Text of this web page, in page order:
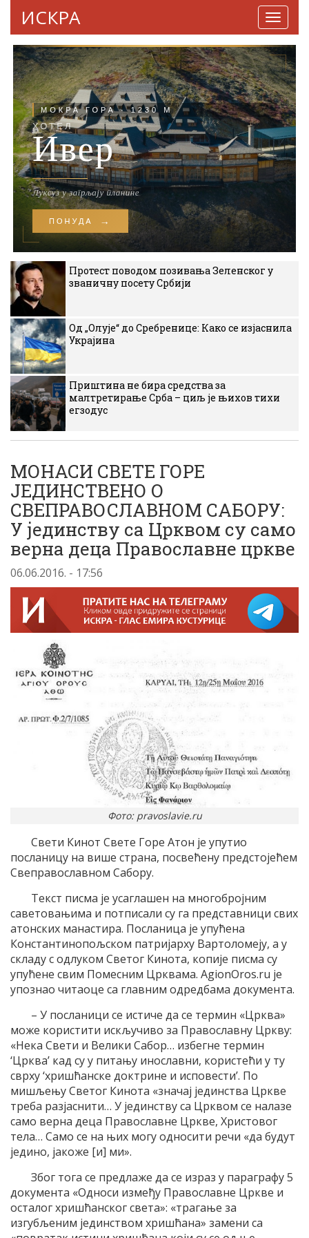
ИСКРА
Протест поводом позивања Зеленског у
званичну посету Србији
Од „Олује“ до Сребренице: Како се изјаснила
Украјина
Приштина не бира средства за
малтретирање Срба – циљ је њихов тихи
егзодус
МОНАСИ СВЕТЕ ГОРЕ
ЈЕДИНСТВЕНО О
СВЕПРАВОСЛАВНОМ САБОРУ:
У јединству са Црквом су само
верна деца Православне цркве
06.06.2016. - 17:56
Фото: pravoslavie.ru
Свети Кинот Свете Горе Атон је упутио
посланицу на више страна, посвећену предстојећем
Свеправославном Сабору.
Текст писма је усаглашен на многобројним
саветовањима и потписали су га представници свих
атонских манастира. Посланица је упућена
Константинопољском патријарху Вартоломеју, а у
складу с одлуком Светог Кинота, копије писма су
упућене свим Помесним Црквама. AgionOros.ru је
упознао читаоце са главним одредбама документа.
– У посланици се истиче да се термин «Црква»
може користити искључиво за Православну Цркву:
«Нека Свети и Велики Сабор… избегне термин
‘Црква’ кад су у питању инославни, користећи у ту
сврху ‘хришћанске доктрине и исповести’. По
мишљењу Светог Кинота «значај јединства Цркве
треба разјаснити… У јединству са Црквом се налазе
само верна деца Православне Цркве, Христовог
тела… Само се на њих могу односити речи «да будут
једино, јакоже [и] ми».
Због тога се предлаже да се израз у параграфу 5
документа «Односи између Православне Цркве и
осталог хришћанског света»: «трагање за
изгубљеним јединством хришћана» замени са